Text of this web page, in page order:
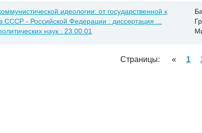
идеологии: от государственной к
СССР - Российской Федерации : диссертация ...
наук : 23.00.01
Страницы: « 1